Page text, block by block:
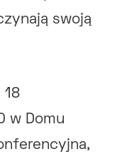
swoją
18
w Domu